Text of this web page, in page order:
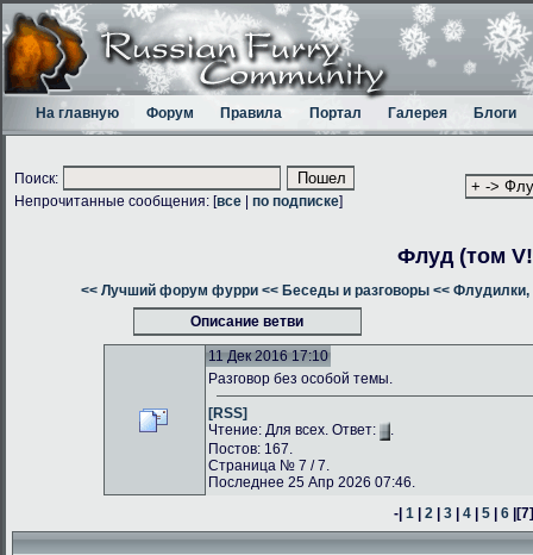
На главную Форум Правила Портал Галерея Блоги
Поиск:
Непрочитанные сообщения: [все по подписке]
Флуд (том
<< Лучший форум фурри << Беседы и разговоры << Флудилки,
Описание ветви
11 Дек 2016 17:10
Разговор без особой темы.
[RSS]
Чтение: Для всех. Ответ:
.
Постов: 167.
Страница № 7 / 7.
Последнее 25 Апр 2026 07:46.
-|1 |2 |3 |4 |5 |6 |